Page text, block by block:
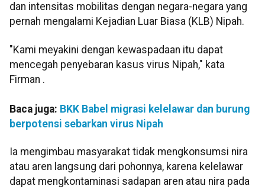
dan intensitas mobilitas dengan negara-negara yang
pernah mengalami Kejadian Luar Biasa (KLB) Nipah.
"Kami meyakini dengan kewaspadaan itu dapat
mencegah penyebaran kasus virus Nipah," kata
Firman .
Baca juga: BKK Babel migrasi kelelawar dan burung
berpotensi sebarkan virus Nipah
Ia mengimbau masyarakat tidak mengkonsumsi nira
atau aren langsung dari pohonnya, karena kelelawar
dapat mengkontaminasi sadapan aren atau nira pada